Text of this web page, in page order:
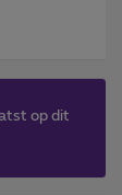
op dit